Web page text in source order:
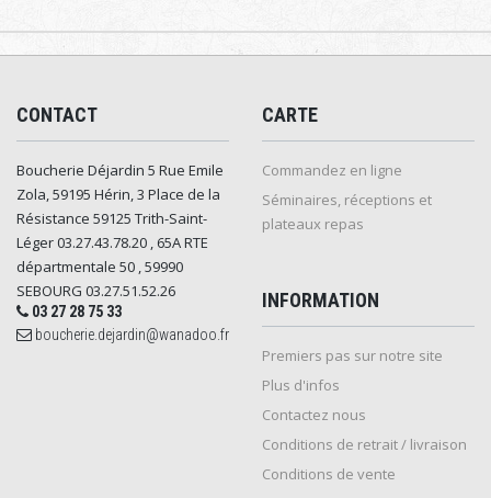
CONTACT
Boucherie Déjardin 5 Rue Emile
Zola, 59195 Hérin, 3 Place de la
Résistance 59125 Trith-Saint-
Léger 03.27.43.78.20 , 65A RTE
départmentale 50 , 59990
SEBOURG 03.27.51.52.26
03 27 28 75 33
boucherie.dejardin@wanadoo.fr
CARTE
Commandez en ligne
Séminaires, réceptions et
plateaux repas
INFORMATION
Premiers pas sur notre site
Plus d'infos
Contactez nous
Conditions de retrait / livraison
Conditions de vente